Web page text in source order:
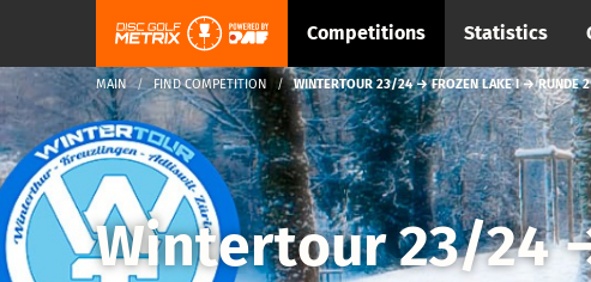
Competitions Statistics
MAIN FIND COMPETITION WINTERTOUR 23/24 → FROZEN LAKE I → RUNDE 2
Wintertour 23/24